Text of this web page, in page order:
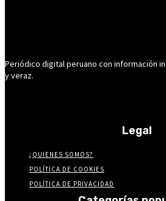
Periódico digital peruano con información
y veraz.
Legal
¿QUIENES SOMOS?
POLÍTICA DE COOKIES
POLÍTICA DE PRIVACIDAD